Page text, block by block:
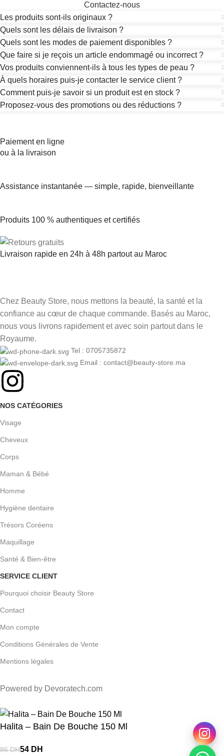
Contactez-nous
Les produits sont-ils originaux ?
Quels sont les délais de livraison ?
Quels sont les modes de paiement disponibles ?
Que faire si je reçois un article endommagé ou incorrect ?
Vos produits conviennent-ils à tous les types de peau ?
À quels horaires puis-je contacter le service client ?
Comment puis-je savoir si un produit est en stock ?
Proposez-vous des promotions ou des réductions ?
Paiement en ligne
ou à la livraison
Assistance instantanée — simple, rapide, bienveillante
Produits 100 % authentiques et certifiés
Livraison rapide en 24h à 48h partout au Maroc
Chez Beauty Store, nous mettons la beauté, la santé et la
confiance au cœur de chaque commande. Basés au Maroc,
nous vous livrons rapidement et avec soin partout dans le
Royaume.
Tel : 0705735872
Email : contact@beauty-store.ma
NOS CATÉGORIES
Visage
Cheveux
Corps
Maman & Bébé
Homme
Hygiène dentaire
Trésors Coréens
Maquillage
Santé & Bien-être
SERVICE CLIENT
Pourquoi choisir Beauty Store
Contact
Mon compte
Conditions Générales de Vente
Mentions légales
Powered by Devoratech.com
Halita – Bain De Bouche 150 Ml
DH DH